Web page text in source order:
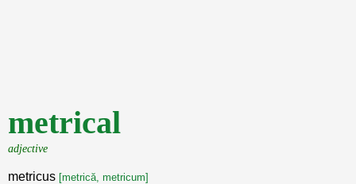
metrical
adjective
metricus [metrică, metricum]